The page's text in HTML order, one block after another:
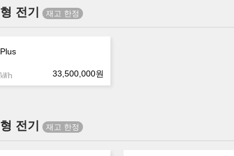
전기
h 33,500,000원
전기